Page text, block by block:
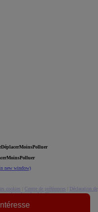
new window)
cookies Centre de préférences
Déclaration de
conduitedownload (pdf(